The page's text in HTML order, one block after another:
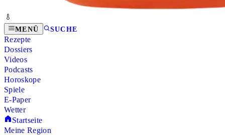
MENÜ SUCHE
Rezepte
Dossiers
Videos
Podcasts
Horoskope
Spiele
E-Paper
Wetter
Startseite
Meine Region